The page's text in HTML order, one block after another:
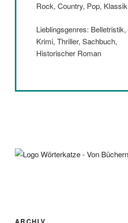
Rock, Country, Pop, Klassik
Lieblingsgenres: Belletristik,
Krimi, Thriller, Sachbuch,
Historischer Roman